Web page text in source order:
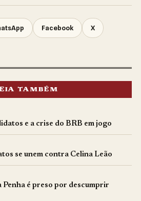
Facebook X
TAMBÉM
e a crise do BRB em jogo
se unem contra Celina Leão
é preso por descumprir